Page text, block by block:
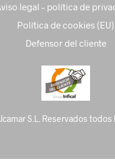
legal – política de
Política de cookies (EU)
Defensor del cliente
S.L. Reservados todos